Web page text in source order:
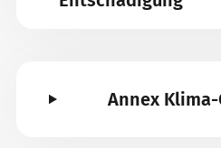
Annex